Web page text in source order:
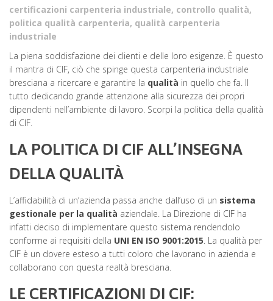
certificazioni carpenteria industriale, controllo qualità,
politica qualità carpenteria, qualità carpenteria
industriale
La piena soddisfazione dei clienti e delle loro esigenze. È questo
il mantra di CIF, ciò che spinge questa carpenteria industriale
bresciana a ricercare e garantire la qualità in quello che fa. Il
tutto dedicando grande attenzione alla sicurezza dei propri
dipendenti nell’ambiente di lavoro. Scorpi la politica della qualità
di CIF.
LA POLITICA DI CIF ALL’INSEGNA
DELLA QUALITÀ
L’affidabilità di un’azienda passa anche dall’uso di un sistema
gestionale per la qualità aziendale. La Direzione di CIF ha
infatti deciso di implementare questo sistema rendendolo
conforme ai requisiti della UNI EN ISO 9001:2015 . La qualità per
CIF è un dovere esteso a tutti coloro che lavorano in azienda e
collaborano con questa realtà bresciana.
LE CERTIFICAZIONI DI CIF: